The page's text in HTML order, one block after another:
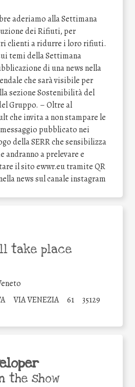
aderiamo alla Settimana
dei Rifiuti, per
clienti a ridurre i loro rifiuti.
temi della Settimana
di una news nella
che sarà visibile per
sezione Sostenibilità del
Gruppo. – Oltre al
che invita a non stampare le
pubblicato nei
della SERR che sensibilizza
andranno a prelevare e
il sito ewwr.eu tramite QR
news sul canale instagram
take place
VIA VENEZIA 61 35129
the show